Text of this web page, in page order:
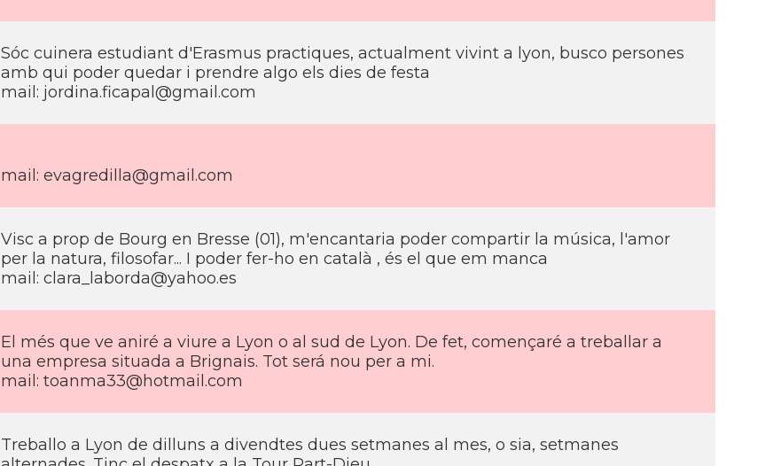
Sóc cuinera estudiant d'Erasmus practiques, actualment vivint a lyon, busco persones
amb qui poder quedar i prendre algo els dies de festa
mail: jordina.ficapal@gmail.com
mail: evagredilla@gmail.com
Visc a prop de Bourg en Bresse (01), m'encantaria poder compartir la música, l'amor
per la natura, filosofar... I poder fer-ho en català , és el que em manca
mail: clara_laborda@yahoo.es
El més que ve aniré a viure a Lyon o al sud de Lyon. De fet, començaré a treballar a
una empresa situada a Brignais. Tot será nou per a mi.
mail: toanma33@hotmail.com
Treballo a Lyon de dilluns a divendtes dues setmanes al mes, o sia, setmanes